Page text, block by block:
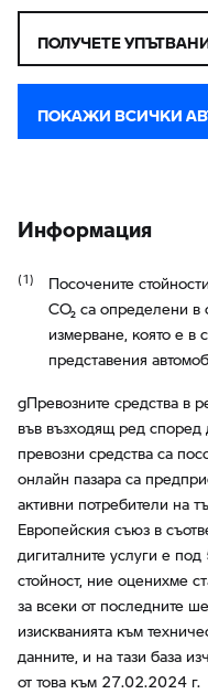
ПОЛУЧЕТЕ
ПОКАЖИ ВСИЧКИ
Информация
Посочените
CO₂ са определени в
измерване, която е в
представения
gПревозните средства в
във възходящ ред според
превозни средства са
онлайн пазара са
активни потребители на
Европейския съюз в
дигиталните услуги е
стойност, ние оценихме
за всеки от последните
изискванията към
данните, и на тази база
от това към 27.02.2024 г.